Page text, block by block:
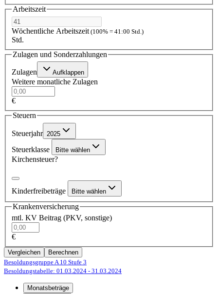
Arbeitszeit
Wöchentliche Arbeitszeit (100% = 41:00 Std.)
Std.
Zulagen und Sonderzahlungen
Zulagen Aufklappen
Weitere monatliche Zulagen
€
Steuern
Steuerjahr 2025
Steuerklasse Bitte wählen
Kirchensteuer?
Kinderfreibeträge Bitte wählen
Krankenversicherung
mtl. KV Beitrag (PKV, sonstige)
€
Vergleichen
Berechnen
Besoldungsgruppe A 10 Stufe 3
Besoldungstabelle: 01.03.2024 - 31.03.2024
Monatsbeträge